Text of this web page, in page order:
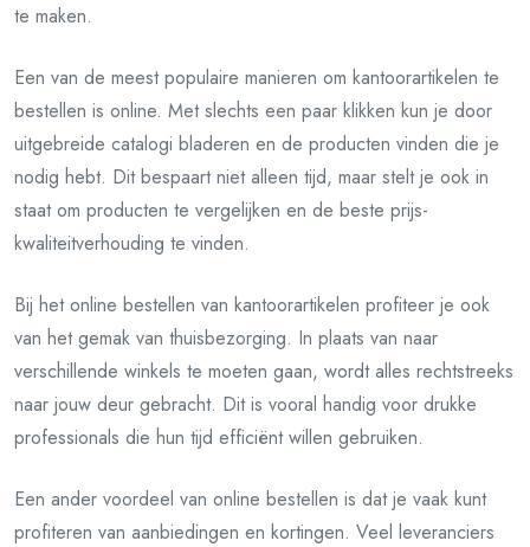
te maken.
Een van de meest populaire manieren om kantoorartikelen te
bestellen is online. Met slechts een paar klikken kun je door
uitgebreide catalogi bladeren en de producten vinden die je
nodig hebt. Dit bespaart niet alleen tijd, maar stelt je ook in
staat om producten te vergelijken en de beste prijs-
kwaliteitverhouding te vinden.
Bij het online bestellen van kantoorartikelen profiteer je ook
van het gemak van thuisbezorging. In plaats van naar
verschillende winkels te moeten gaan, wordt alles rechtstreeks
naar jouw deur gebracht. Dit is vooral handig voor drukke
professionals die hun tijd efficiënt willen gebruiken.
Een ander voordeel van online bestellen is dat je vaak kunt
profiteren van aanbiedingen en kortingen. Veel leveranciers